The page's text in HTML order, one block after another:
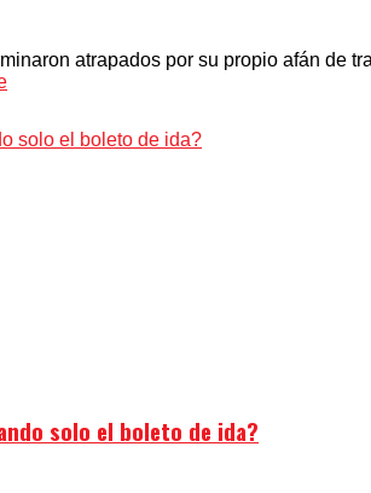
atrapados por su propio afán de
solo el boleto de ida?